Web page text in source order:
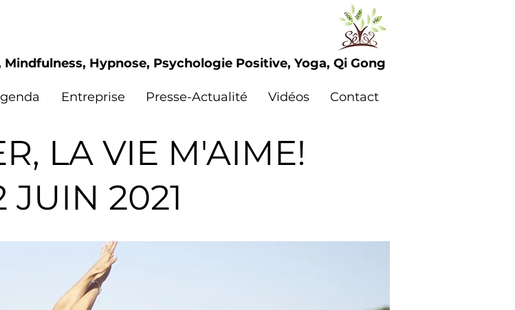
Hypnose, Psychologie Positive, Yoga, Qi Gong
Entreprise Presse-Actualité Vidéos Contact
LA VIE M'AIME!
JUIN 2021